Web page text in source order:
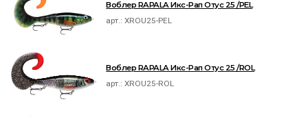
Воблер RAPALA Икс-Рап Отус 25 /PEL
арт.:XROU25-PEL
Воблер RAPALA Икс-Рап Отус 25 /ROL
арт.:XROU25-ROL